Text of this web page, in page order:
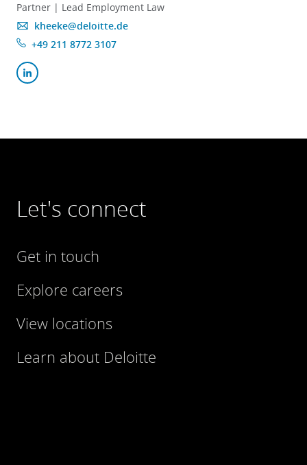
Partner | Lead Employment Law
kheeke@deloitte.de
+49 211 8772 3107
Let's connect
Get in touch
Explore careers
View locations
Learn about Deloitte